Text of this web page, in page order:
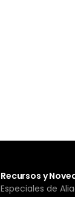
Recursos y
Especiales de